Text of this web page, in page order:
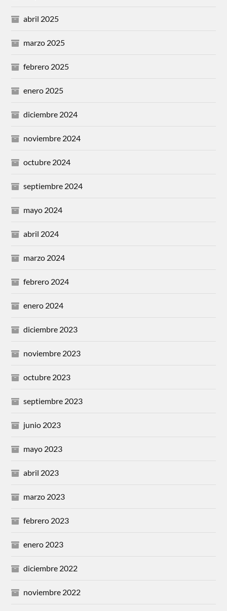
abril 2025
marzo 2025
febrero 2025
enero 2025
diciembre 2024
noviembre 2024
octubre 2024
septiembre 2024
mayo 2024
abril 2024
marzo 2024
febrero 2024
enero 2024
diciembre 2023
noviembre 2023
octubre 2023
septiembre 2023
junio 2023
mayo 2023
abril 2023
marzo 2023
febrero 2023
enero 2023
diciembre 2022
noviembre 2022